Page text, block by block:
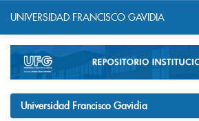
navigation
UNIVERSIDAD FRANCISCO GAVIDIA
Universidad Francisco Gavidia